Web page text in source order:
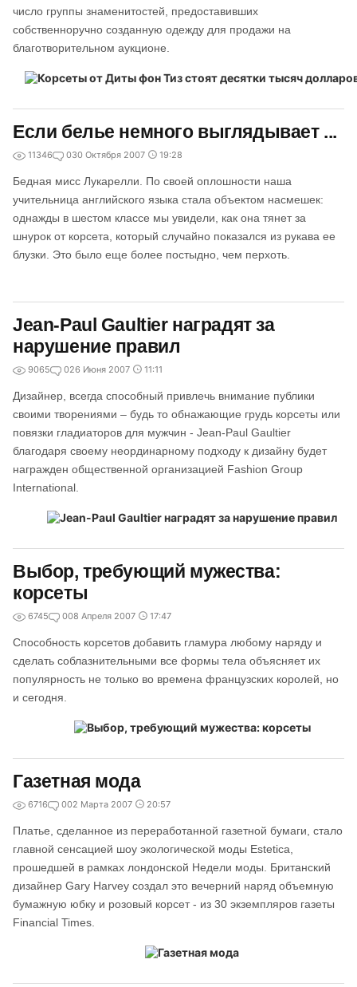
число группы знаменитостей, предоставивших
собственноручно созданную одежду для продажи на
благотворительном аукционе.
Если белье немного выглядывает ...
11346 030 Октября 2007 19:28
Бедная мисс Лукарелли. По своей оплошности наша
учительница английского языка стала объектом насмешек:
однажды в шестом классе мы увидели, как она тянет за
шнурок от корсета, который случайно показался из рукава ее
блузки. Это было еще более постыдно, чем перхоть.
Jean-Paul Gaultier наградят за
нарушение правил
9065 026 Июня 2007 11:11
Дизайнер, всегда способный привлечь внимание публики
своими творениями – будь то обнажающие грудь корсеты или
повязки гладиаторов для мужчин - Jean-Paul Gaultier
благодаря своему неординарному подходу к дизайну будет
награжден общественной организацией Fashion Group
International.
Выбор, требующий мужества:
корсеты
6745 008 Апреля 2007 17:47
Способность корсетов добавить гламура любому наряду и
сделать соблазнительными все формы тела объясняет их
популярность не только во времена французских королей, но
и сегодня.
Газетная мода
6716 002 Марта 2007 20:57
Платье, сделанное из переработанной газетной бумаги, стало
главной сенсацией шоу экологической моды Estetica,
прошедшей в рамках лондонской Недели моды. Британский
дизайнер Gary Harvey создал это вечерний наряд объемную
бумажную юбку и розовый корсет - из 30 экземпляров газеты
Financial Times.